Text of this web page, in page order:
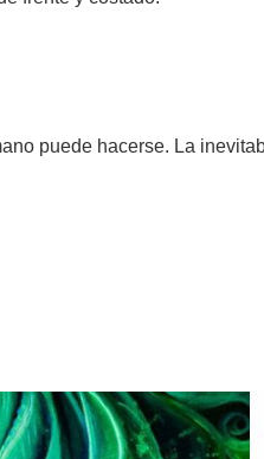
puede hacerse. La